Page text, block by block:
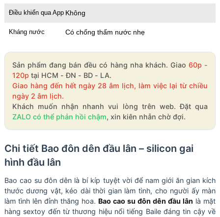
Điều khiển qua App Không
Kháng nước Có chống thấm nước nhẹ
Sản phẩm đang bán đều có hàng nha khách. Giao 60p -
120p tại HCM - ĐN - BD - LA.
Giao hàng đến hết ngày 28 âm lịch, làm việc lại từ chiều
ngày 2 âm lịch.
Khách muốn nhận nhanh vui lòng trên web. Đặt qua
ZALO có thể phản hồi chậm, xin kiên nhẫn chờ đợi.
Chi tiết Bao đôn dên đầu lân – silicon gai
hình đầu lân
Bao cao su đôn dên là bí kíp tuyệt vời để nam giới ăn gian kích
thước dương vật, kéo dài thời gian làm tình, cho người ấy màn
làm tình lên đỉnh thăng hoa. Bao cao su đôn dên đầu lân là mặt
hàng sextoy đến từ thương hiệu nổi tiếng Baile đáng tin cậy về